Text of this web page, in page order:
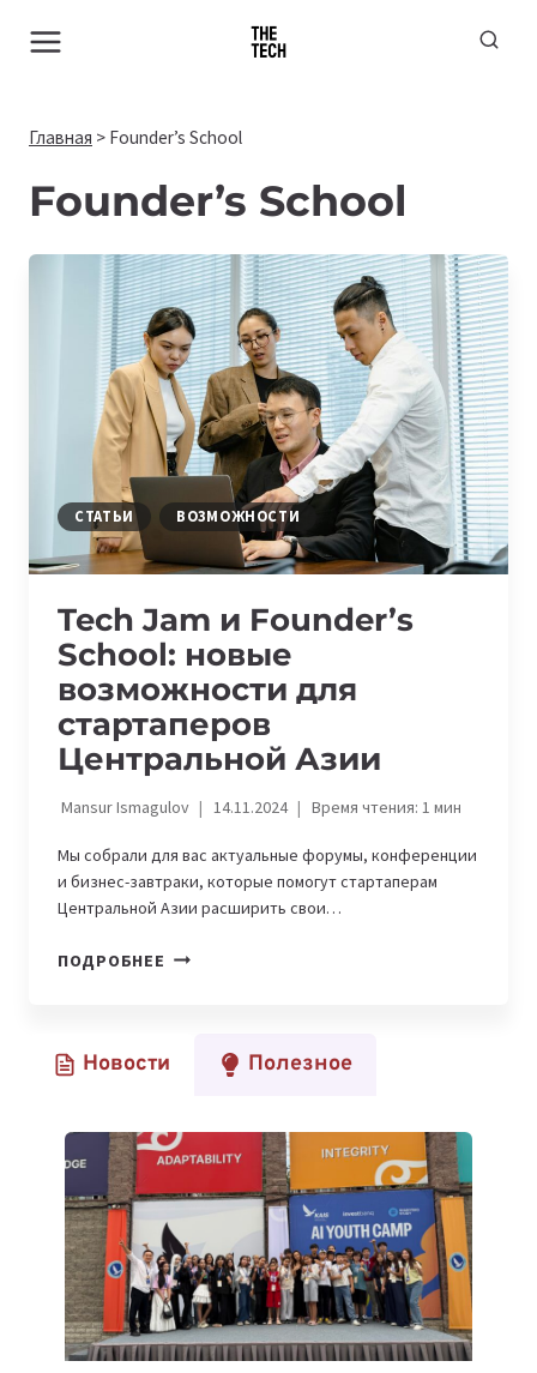
Главная > Founder’s School
Founder’s School
СТАТЬИ ВОЗМОЖНОСТИ
Tech Jam и Founder’s
School: новые
возможности для
стартаперов
Центральной Азии
Mansur Ismagulov 14.11.2024 Время чтения: 1мин
Мы собрали для вас актуальные форумы, конференции
и бизнес-завтраки, которые помогут стартаперам
Центральной Азии расширить свои…
ПОДРОБНЕЕ TECH
SCHOOL:
ДЛЯ
СТАРТАПЕРОВ
ЦЕНТРАЛЬНОЙ
АЗИИ
Новости Полезное